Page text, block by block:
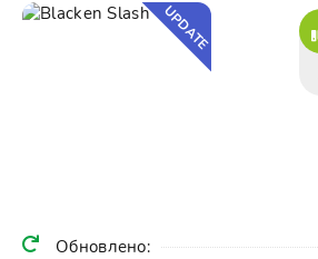
Обновлено:
UPDATE